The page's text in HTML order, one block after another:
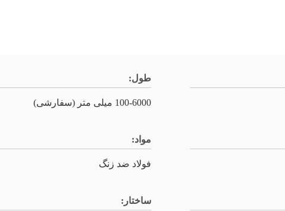
طول:
100-6000 میلی متر (سفارشی)
مواد:
فولاد ضد زنگ
ساختار: